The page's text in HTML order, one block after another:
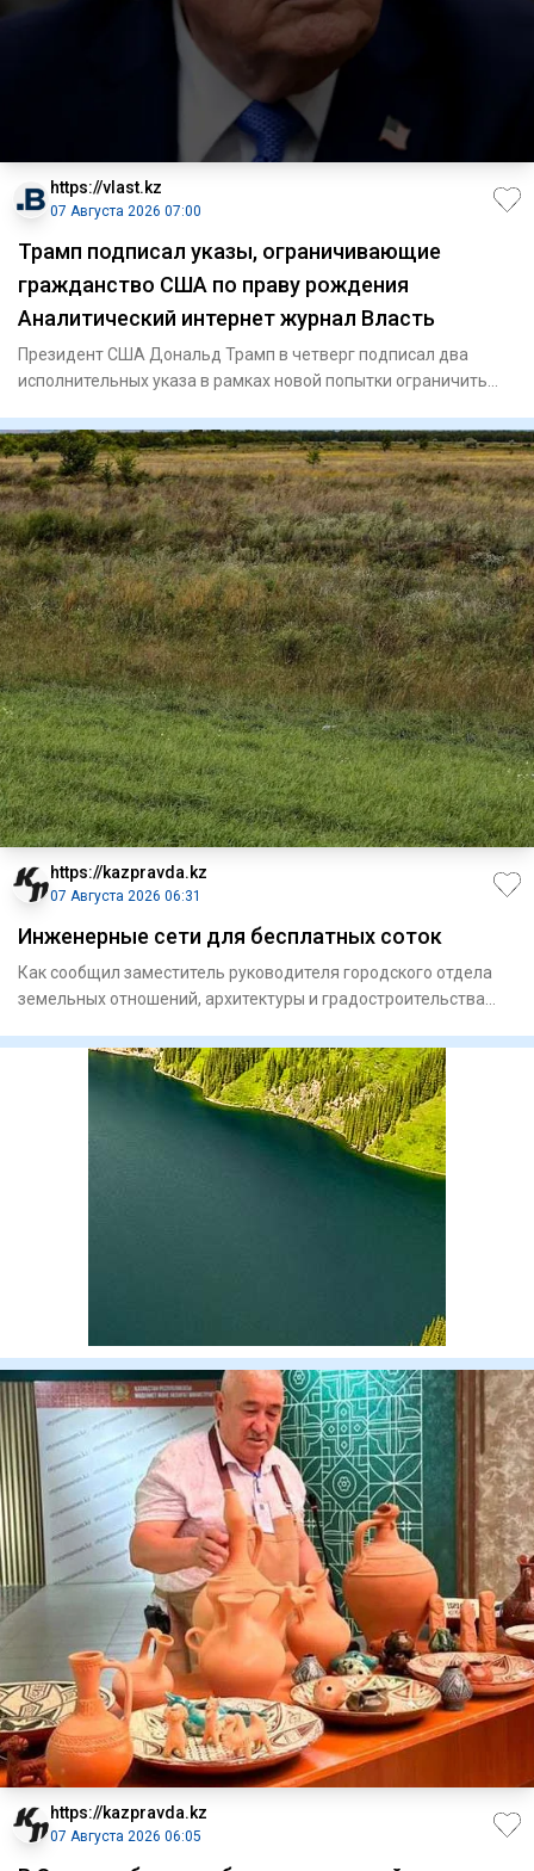
https://vlast.kz
07 Августа 2026 07:00
Трамп подписал указы, ограничивающие
гражданство США по праву рождения
Аналитический интернет журнал Власть
Президент США Дональд Трамп в четверг подписал два
исполнительных указа в рамках новой попытки ограничить
https://kazpravda.kz
07 Августа 2026 06:31
Инженерные сети для бесплатных соток
Как сообщил заместитель руководителя городского отдела
земельных отношений, архитектуры и градостроительства
https://kazpravda.kz
07 Августа 2026 06:05